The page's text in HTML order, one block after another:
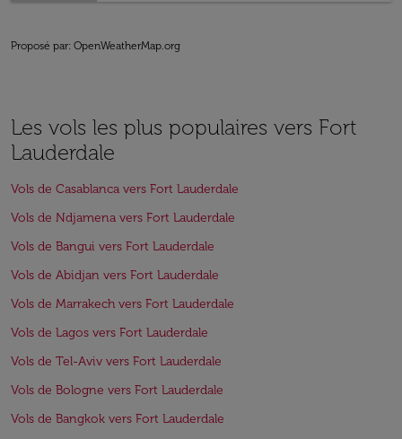
Proposé par: OpenWeatherMap.org
Les vols les plus populaires vers Fort
Lauderdale
Vols de Casablanca vers Fort Lauderdale
Vols de Ndjamena vers Fort Lauderdale
Vols de Bangui vers Fort Lauderdale
Vols de Abidjan vers Fort Lauderdale
Vols de Marrakech vers Fort Lauderdale
Vols de Lagos vers Fort Lauderdale
Vols de Tel-Aviv vers Fort Lauderdale
Vols de Bologne vers Fort Lauderdale
Vols de Bangkok vers Fort Lauderdale